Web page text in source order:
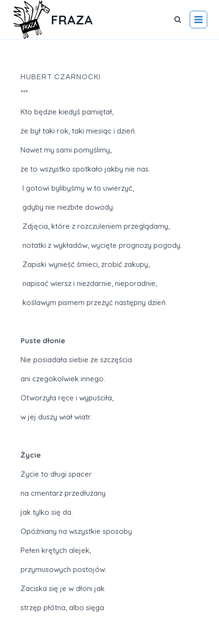
FRAZA
HUBERT CZARNOCKI
***
Kto będzie kiedyś pamiętał,
że był taki rok, taki miesiąc i dzień.
Nawet my sami pomyślimy,
że to wszystko spotkało jakby nie nas.
I gotowi bylibyśmy w to uwierzyć,
gdyby nie niezbite dowody.
Zdjęcia, które z rozczuleniem przeglądamy,
notatki z wykładów, wycięte prognozy pogody.
Zapiski wynieść śmieci, zrobić zakupy,
napisać wiersz i niezdarnie, nieporadnie,
koślawym pismem przeżyć następny dzień.
Puste dłonie
Nie posiadała siebie ze szczęścia
ani czegokolwiek innego.
Otworzyła ręce i wypuściła,
w jej duszy wiał wiatr.
Życie
Życie to długi spacer
na cmentarz przedłużany
jak tylko się da.
Opóźniany na wszystkie sposoby.
Pełen krętych alejek,
przymusowych postojów.
Zaciska się je w dłoni jak
strzęp płótna, albo sięga